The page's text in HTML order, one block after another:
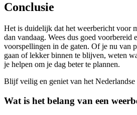
Conclusie
Het is duidelijk dat het weerbericht voor
dan vandaag. Wees dus goed voorbereid
voorspellingen in de gaten. Of je nu van
gaan of lekker binnen te blijven, weten
je helpen om je dag beter te plannen.
Blijf veilig en geniet van het Nederlandse
Wat is het belang van een